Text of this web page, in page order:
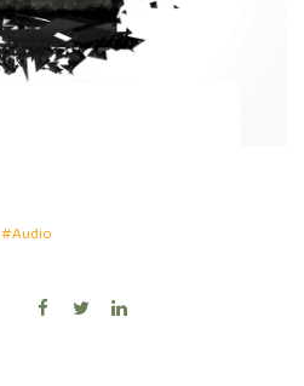
#Audio